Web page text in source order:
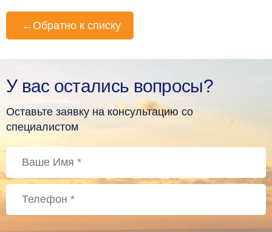
← Обратно к списку
У вас остались вопросы?
Оставьте заявку на консультацию со
специалистом